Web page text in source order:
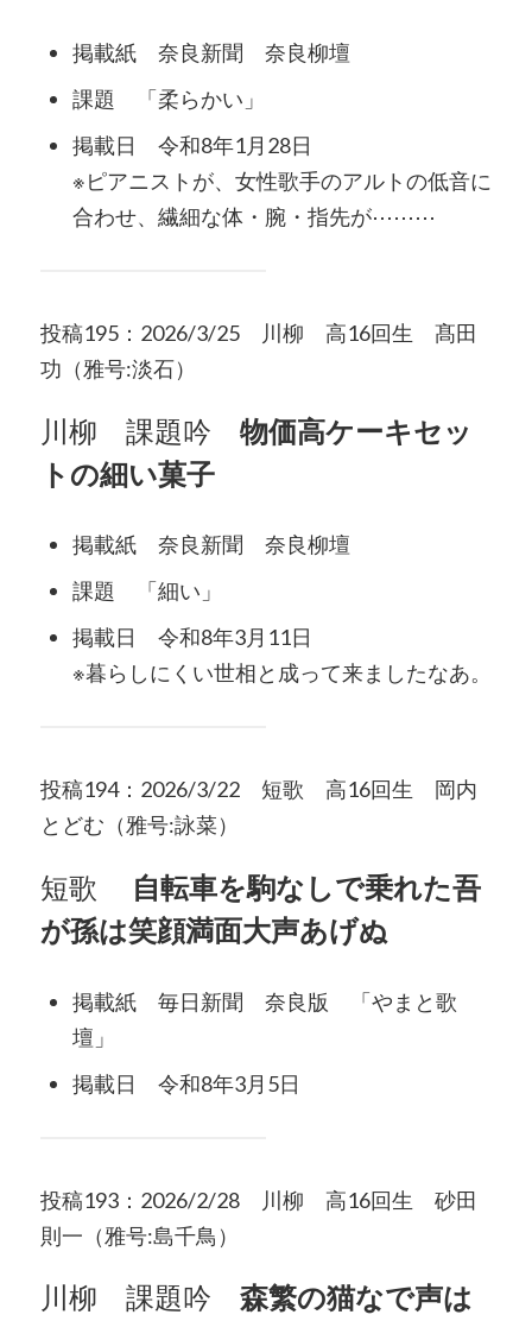
掲載紙 奈良新聞 奈良柳壇
課題 「柔らかい」
掲載日 令和8年1月28日
※ピアニストが、女性歌手のアルトの低音に
合わせ、繊細な体・腕・指先が⋯⋯⋯
投稿195：2026/3/25 川柳 高16回生 髙田
功（雅号:淡石）
川柳 課題吟 物価高ケーキセッ
トの細い菓子
掲載紙 奈良新聞 奈良柳壇
課題 「細い」
掲載日 令和8年3月11日
※暮らしにくい世相と成って来ましたなあ。
投稿194：2026/3/22 短歌 高16回生 岡内
とどむ（雅号:詠菜）
短歌
自転車を駒なしで乗れた吾
が孫は笑顔満面大声あげぬ
掲載紙 毎日新聞 奈良版 「やまと歌
壇」
掲載日 令和8年3月5日
投稿193：2026/2/28 川柳 高16回生 砂田
則一（雅号:島千鳥）
川柳 課題吟 森繁の猫なで声は